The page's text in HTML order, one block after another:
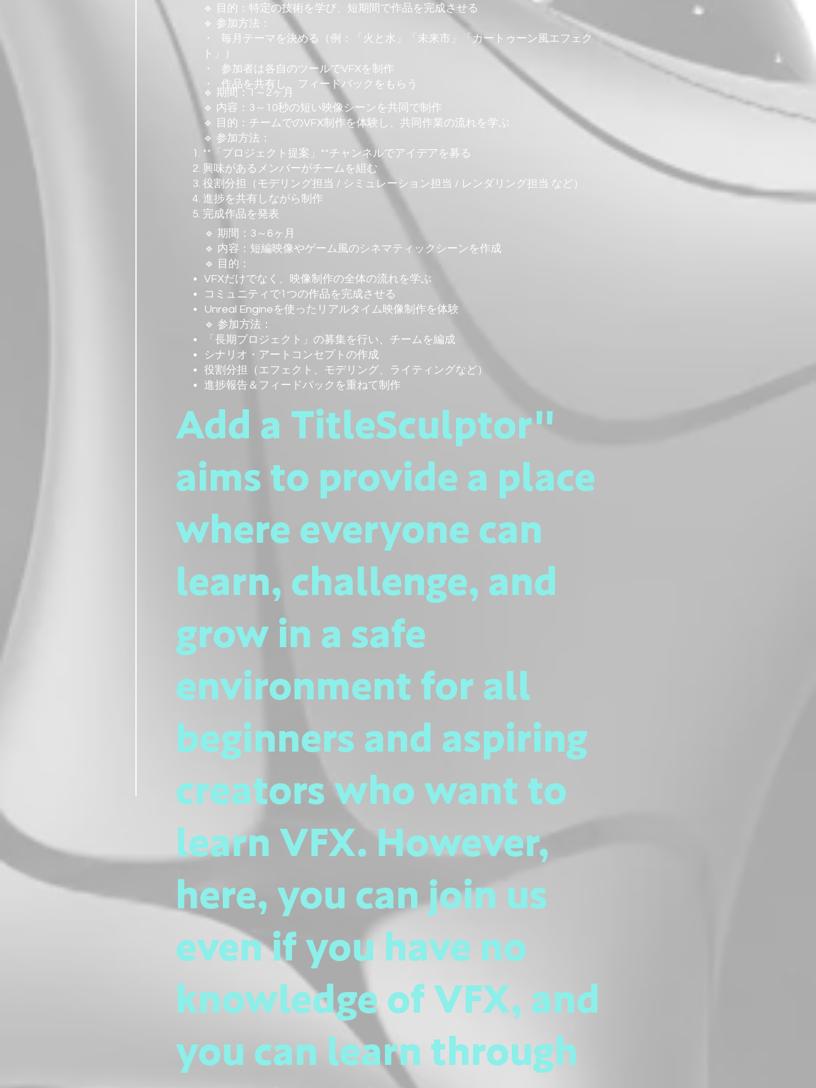
🔹 目的：特定の技術を学び、短期間で作品を完成させる
🔹 参加方法：
・ 毎月テーマを決める（例：「火と水」「未来市」「カートゥーン風エフェク
ト」）
・ 参加者は各自のツールでVFXを制作
・ 作品を共有し、フィードバックをもらう
🔹 期間：1～2ヶ月
🔹 内容：3～10秒の短い映像シーンを共同で制作
🔹 目的：チームでのVFX制作を体験し、共同作業の流れを学ぶ
🔹 参加方法：
**「プロジェクト提案」**チャンネルでアイデアを募る
興味があるメンバーがチームを組む
役割分担（モデリング担当 / シミュレーション担当 / レンダリング担当 など）
進捗を共有しながら制作
完成作品を発表
🔹 期間：3～6ヶ月
🔹 内容：短編映像やゲーム風のシネマティックシーンを作成
🔹 目的：
VFXだけでなく、映像制作の全体の流れを学ぶ
コミュニティで1つの作品を完成させる
Unreal Engineを使ったリアルタイム映像制作を体験
🔹 参加方法：
「長期プロジェクト」の募集を行い、チームを編成
シナリオ・アートコンセプトの作成
役割分担（エフェクト、モデリング、ライティングなど）
進捗報告＆フィードバックを重ねて制作
Add a TitleSculptor"
aims to provide a place
where everyone can
learn, challenge, and
grow in a safe
environment for all
beginners and aspiring
creators who want to
learn VFX. However,
here, you can join us
even if you have no
knowledge of VFX, and
you can learn through